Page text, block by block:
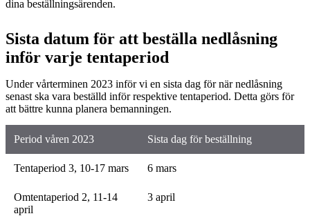
dina beställningsärenden.
Sista datum för att beställa nedlåsning
inför varje tentaperiod
Under vårterminen 2023 inför vi en sista dag för när nedlåsning
senast ska vara beställd inför respektive tentaperiod. Detta görs för
att bättre kunna planera bemanningen.
Period våren 2023 Sista dag för beställning
Tentaperiod 3, 10-17 mars 6 mars
Omtentaperiod 2, 11-14
april
3 april